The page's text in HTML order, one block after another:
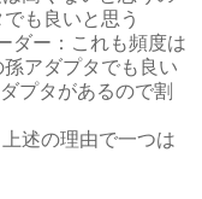
も良いと思う
ダー：これも頻度は
アダプタでも良い
プタがあるので割
述の理由で一つは